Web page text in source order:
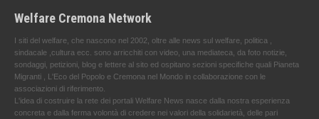
Welfare Cremona Network
I siti del welfare, che nascono nel 2002, oltre alle news sul welfare, politica ,
sindacale ,cultura ecc. sono arricchiti con video, una mediateca, da foto notizie,
sondaggi, petizioni, blog e lettere al sito ed ospitano sezioni specifiche quali Pianeta
Migranti , L'Eco del Popolo e Cremona nel Mondo in collaborazione con le
associazioni di riferimento.
L'idea di costruire la rete dei portali Welfare News nasce dalla nostra esperienza
concreta e dalla ferma volontà di credere nei valori della solidarietà, delle pari